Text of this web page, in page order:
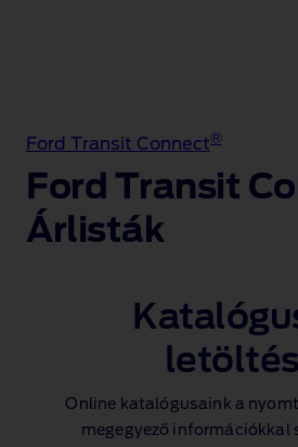
Ford Transit Connect®
Ford Transit
Árlisták
Online katalógusaink a
megegyező információkkal